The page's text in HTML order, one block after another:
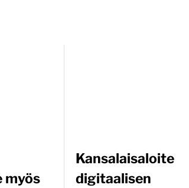
myös
Kansalaisaloite
digitaalisen